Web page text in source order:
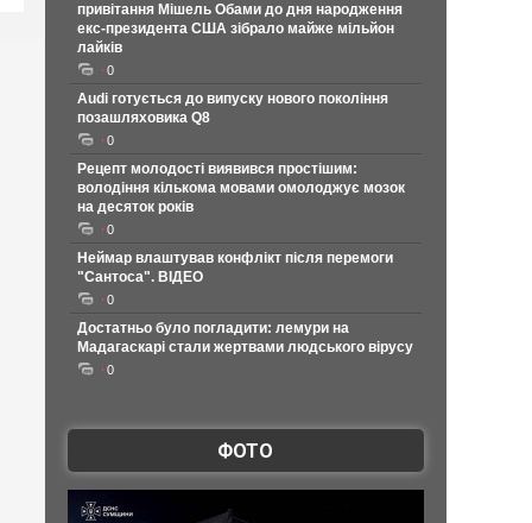
привітання Мішель Обами до дня народження
екс-президента США зібрало майже мільйон
лайків
0
Audi готується до випуску нового покоління
позашляховика Q8
0
Рецепт молодості виявився простішим:
володіння кількома мовами омолоджує мозок
на десяток років
0
Неймар влаштував конфлікт після перемоги
"Сантоса". ВІДЕО
0
Достатньо було погладити: лемури на
Мадагаскарі стали жертвами людського вірусу
0
ФОТО